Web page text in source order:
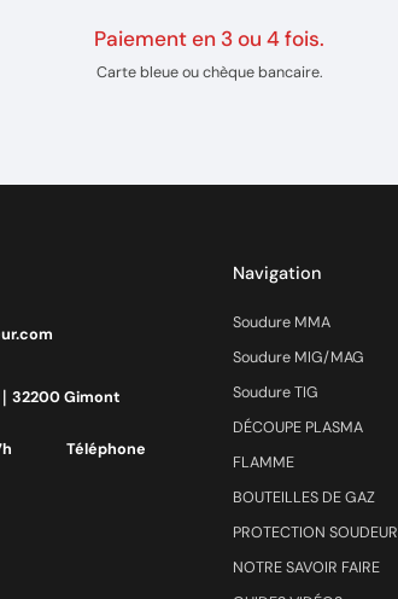
Paiement en 3 ou 4 fois.
Carte bleue ou chèque bancaire.
32200 Gimont
Téléphone
Navigation
Soudure MMA
Soudure MIG/MAG
Soudure TIG
DÉCOUPE PLASMA
FLAMME
BOUTEILLES DE GAZ
PROTECTION SOUDEUR
NOTRE SAVOIR FAIRE